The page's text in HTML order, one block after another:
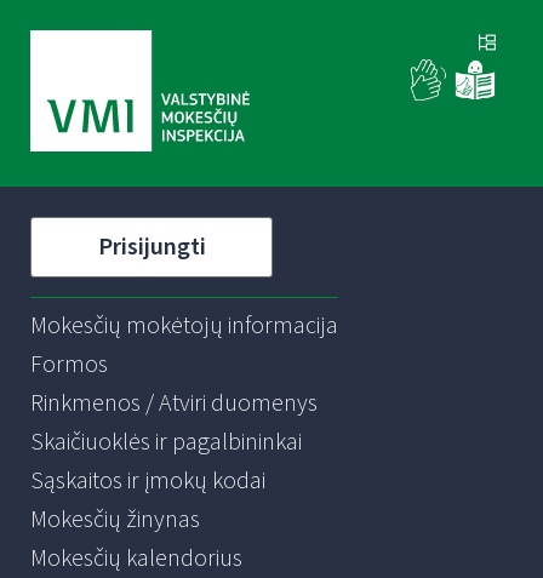
Prisijungti
Mokesčių mokėtojų informacija
Formos
Rinkmenos / Atviri duomenys
Skaičiuoklės ir pagalbininkai
Sąskaitos ir įmokų kodai
Mokesčių žinynas
Mokesčių kalendorius